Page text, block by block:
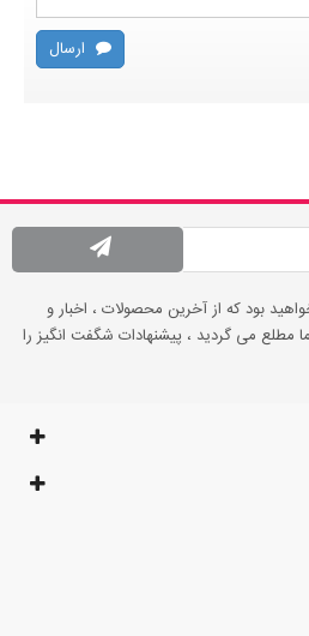
ارسال
بود که از آخرین محصولات ، اخبار و
می گردید ، پیشنهادات شگفت انگیز را